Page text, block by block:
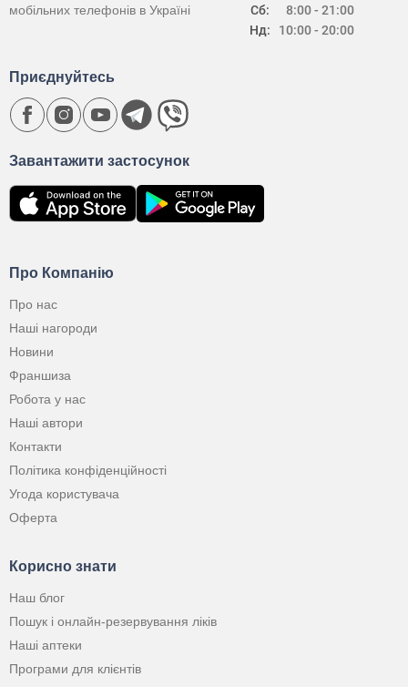
Сб:
Нд:
8:00 - 21:00
10:00 - 20:00
мобільних телефонів в Україні
Про Компанію
Про нас
Наші нагороди
Новини
Франшиза
Робота у нас
Наші автори
Контакти
Політика конфіденційності
Угода користувача
Оферта
Корисно знати
Наш блог
Пошук і онлайн-резервування ліків
Наші аптеки
Програми для клієнтів
Завантажити застосунок
Приєднуйтесь